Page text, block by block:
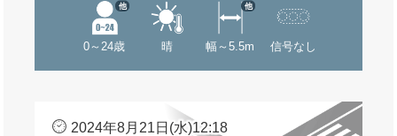
0～24歳
他
晴 幅～5.5m
他
信号なし
2024年8月21日(水)12:18